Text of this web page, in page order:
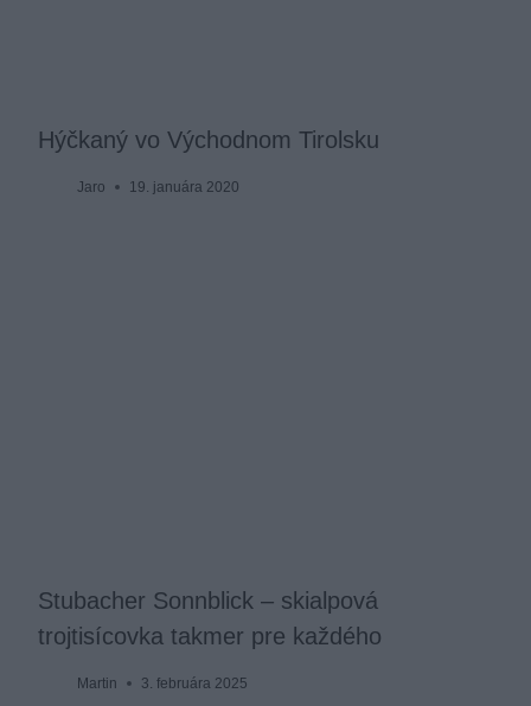
Hýčkaný vo Východnom Tirolsku
Jaro 19. januára 2020
Stubacher Sonnblick – skialpová
trojtisícovka takmer pre každého
Martin 3. februára 2025